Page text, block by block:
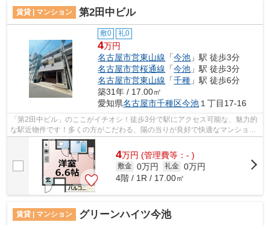
賃貸 | マンション 第2田中ビル
敷0 礼0
4万円
名古屋市営東山線 「今池 」駅 徒歩3分
名古屋市営桜通線 「今池 」駅 徒歩3分
名古屋市営東山線 「千種 」駅 徒歩6分
築31年 / 17.00㎡
愛知県名古屋市千種区今池 １丁目17-16
「第2田中ビル」のここがイチオシ！徒歩3分で駅にアクセス可能な、魅力的
な駅近物件です！多くの方がこだわる、陽の当りが良好で快適なマンション
です！こちらはマンションタイプにな...
4万円 (管理費等：- )
敷金 0万円 礼金 0万円
4階 / 1R / 17.00㎡
賃貸 | マンション グリーンハイツ今池